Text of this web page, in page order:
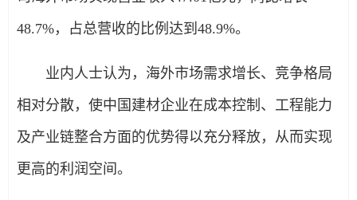
48.7%，占总营收的比例达到48.9%。
业内人士认为，海外市场需求增长、竞争格局
相对分散，使中国建材企业在成本控制、工程能力
及产业链整合方面的优势得以充分释放，从而实现
更高的利润空间。